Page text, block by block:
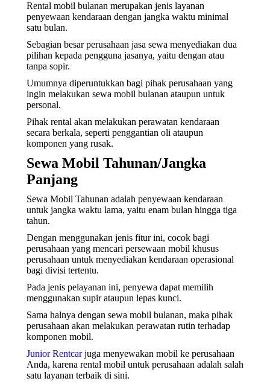
Rental mobil bulanan merupakan jenis layanan
penyewaan kendaraan dengan jangka waktu minimal
satu bulan.
Sebagian besar perusahaan jasa sewa menyediakan dua
pilihan kepada pengguna jasanya, yaitu dengan atau
tanpa sopir.
Umumnya diperuntukkan bagi pihak perusahaan yang
ingin melakukan sewa mobil bulanan ataupun untuk
personal.
Pihak rental akan melakukan perawatan kendaraan
secara berkala, seperti penggantian oli ataupun
komponen yang rusak.
Sewa Mobil Tahunan/Jangka
Panjang
Sewa Mobil Tahunan adalah penyewaan kendaraan
untuk jangka waktu lama, yaitu enam bulan hingga tiga
tahun.
Dengan menggunakan jenis fitur ini, cocok bagi
perusahaan yang mencari persewaan mobil khusus
perusahaan untuk menyediakan kendaraan operasional
bagi divisi tertentu.
Pada jenis pelayanan ini, penyewa dapat memilih
menggunakan supir ataupun lepas kunci.
Sama halnya dengan sewa mobil bulanan, maka pihak
perusahaan akan melakukan perawatan rutin terhadap
komponen mobil.
Junior Rentcarjuga menyewakan mobil ke perusahaan
Anda, karena rental mobil untuk perusahaan adalah salah
satu layanan terbaik di sini.